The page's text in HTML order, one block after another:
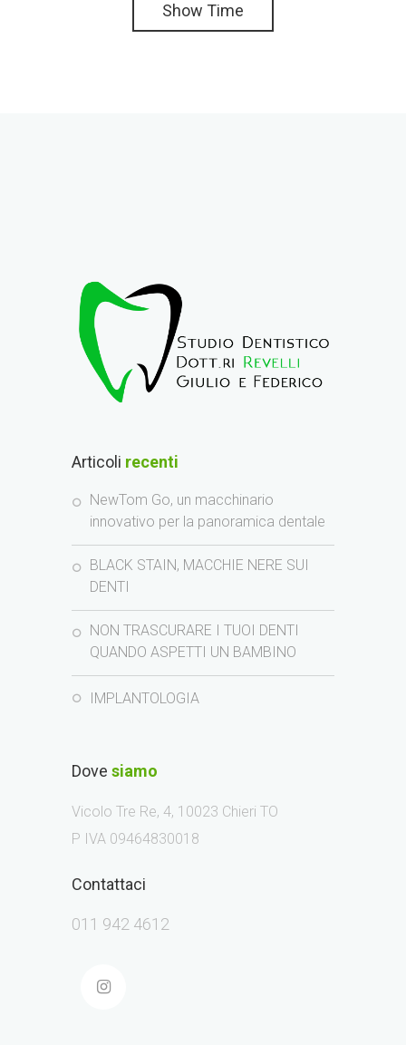
Show Time
Articoli recenti
NewTom Go, un macchinario
innovativo per la panoramica dentale
BLACK STAIN, MACCHIE NERE SUI
DENTI
NON TRASCURARE I TUOI DENTI
QUANDO ASPETTI UN BAMBINO
IMPLANTOLOGIA
Dove siamo
Vicolo Tre Re, 4, 10023 Chieri TO
P IVA 09464830018
Contattaci
011 942 4612